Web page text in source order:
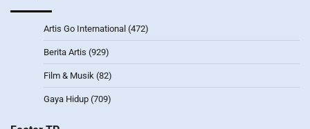
Artis Go International (472)
Berita Artis (929)
Film & Musik (82)
Gaya Hidup (709)